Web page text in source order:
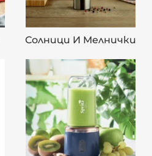
Солници И Мелнички